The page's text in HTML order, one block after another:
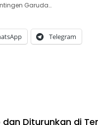
Garuda…
Telegram
Diturunkan di